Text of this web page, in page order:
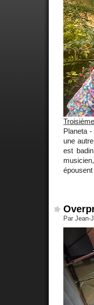
Planeta
une
est
Par Jean-